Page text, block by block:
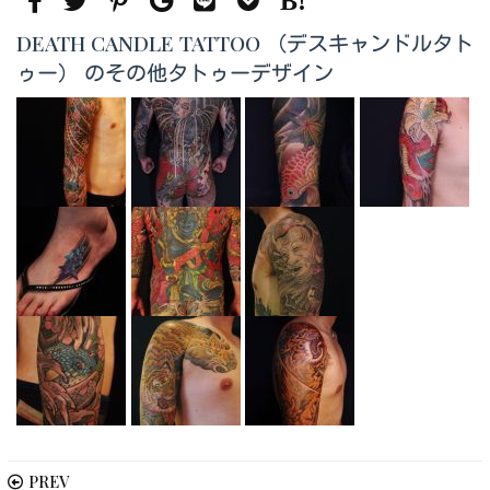
DEATH CANDLE TATTOO （デスキャンドルタト
ゥー） のその他タトゥーデザイン
PREV